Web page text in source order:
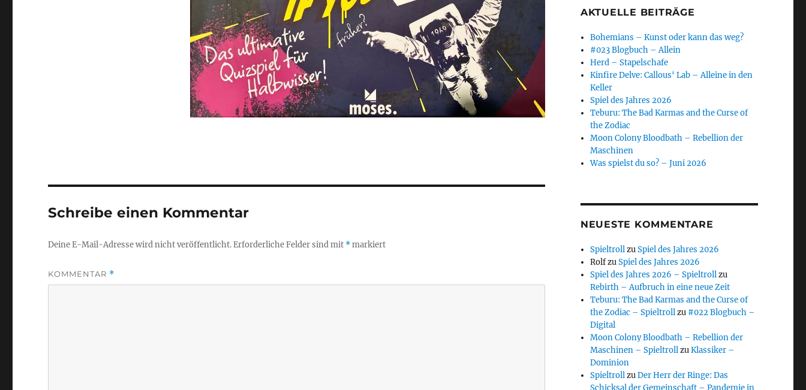
Schreibe einen Kommentar
Deine E-Mail-Adresse wird nicht veröffentlicht.Erforderliche Felder sind mit *markiert
KOMMENTAR *
AKTUELLE BEITRÄGE
Bohemians – Kunst oder kann das weg?
#023 Blogbuch – Allein
Herd – Stapelschafe
Kinfire Delve: Callous‘ Lab – Alleine in den
Keller
Spiel des Jahres 2026
Teburu: The Bad Karmas and the Curse of
the Zodiac
Moon Colony Bloodbath – Rebellion der
Maschinen
Was spielst du so? – Juni 2026
NEUESTE KOMMENTARE
SpieltrollzuSpiel des Jahres 2026
RolfzuSpiel des Jahres 2026
Spiel des Jahres 2026 – Spieltrollzu
Rebirth – Aufbruch in eine neue Zeit
Teburu: The Bad Karmas and the Curse of
the Zodiac – Spieltrollzu #022 Blogbuch –
Digital
Moon Colony Bloodbath – Rebellion der
Maschinen – SpieltrollzuKlassiker –
Dominion
SpieltrollzuDer Herr der Ringe: Das